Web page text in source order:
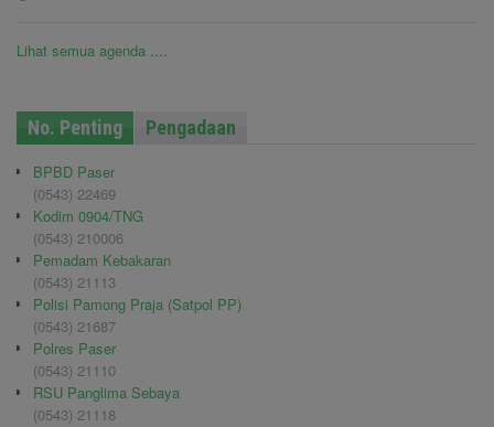
Lihat semua agenda ....
No. Penting Pengadaan
BPBD Paser
(0543) 22469
Kodim 0904/TNG
(0543) 210006
Pemadam Kebakaran
(0543) 21113
Polisi Pamong Praja (Satpol PP)
(0543) 21687
Polres Paser
(0543) 21110
RSU Panglima Sebaya
(0543) 21118